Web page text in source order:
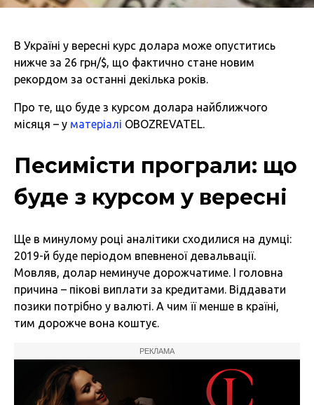
В Україні у вересні курс долара може опуститись
нижче за 26 грн/$, що фактично стане новим
рекордом за останні декілька років.
Про те, що буде з курсом долара найближчого
місяця – у матеріалі OBOZREVATEL.
Песимісти програли: що
буде з курсом у вересні
Ще в минулому році аналітики сходилися на думці:
2019-й буде періодом впевненої девальвації.
Мовляв, долар неминуче дорожчатиме. І головна
причина – пікові виплати за кредитами. Віддавати
позики потрібно у валюті. А чим її менше в країні,
тим дорожче вона коштує.
РЕКЛАМА